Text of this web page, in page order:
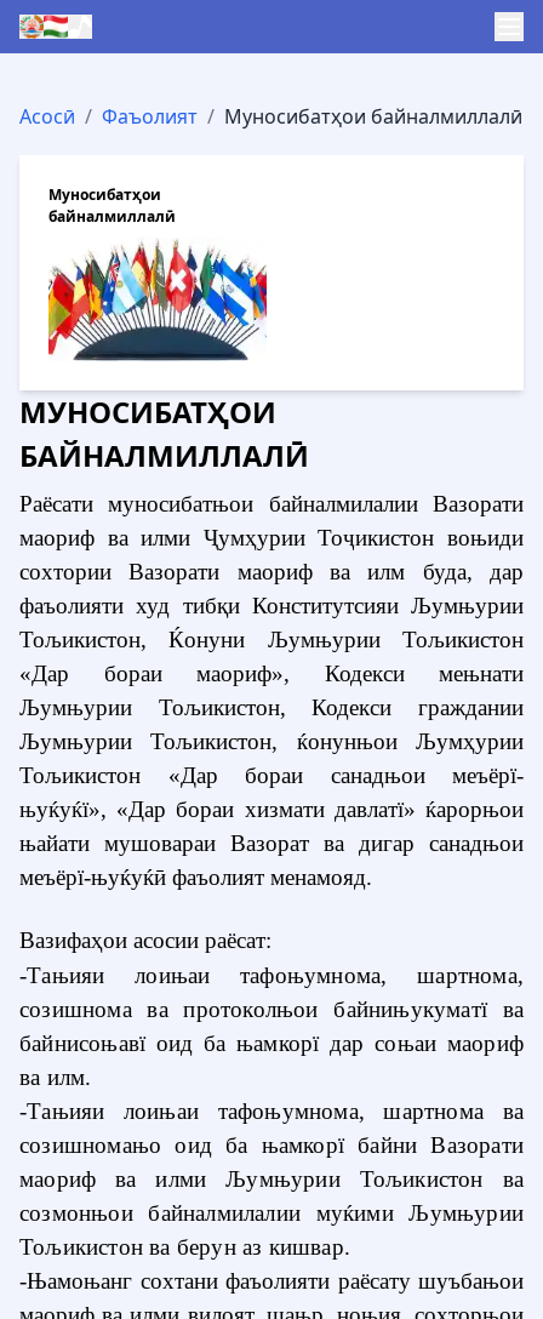
Асосӣ / Фаъолият / Муносибатҳои байналмиллалӣ
Муносибатҳои
байналмиллалӣ
МУНОСИБАТҲОИ
БАЙНАЛМИЛЛАЛӢ
Раёсати муносибатњои байналмилалии Вазорати
маориф ва илми ҶумҳурииТоҷикистон воњиди
сохтории Вазорати маориф ва илм буда, дар
фаъолияти худ тибқиКонститутсияи Љумњурии
Тољикистон, Ќонуни Љумњурии Тољикистон
«Дар бораи маориф», Кодекси мењнати
Љумњурии Тољикистон, Кодекси граждании
Љумњурии Тољикистон, ќонунњои Љумҳурии
Тољикистон «Дар бораи санадњои меъёрї-
њуќуќї», «Дар бораи хизмати давлатї» ќарорњои
њайати мушовараи Вазорат ва дигар санадњои
меъёрї-њуќуќӣ фаъолият менамояд.
Вазифаҳои асосии раёсат:
-Тањияи лоињаи тафоњумнома, шартнома,
созишнома ва протоколњои байнињукуматї ва
байнисоњавї оид ба њамкорї дар соњаи маориф
ва илм.
-Тањияи лоињаи тафоњумнома, шартнома ва
созишномањо оид ба њамкорї байни Вазорати
маориф ва илми Љумњурии Тољикистон ва
созмонњои байналмилалии муќими Љумњурии
Тољикистон ва берун аз кишвар.
-Њамоњанг сохтани фаъолияти раёсату шуъбањои